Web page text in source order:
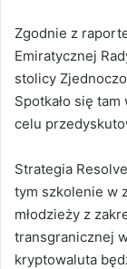
Zgodnie z
Emiratycznej
stolicy
Spotkało się
celu
Strategia
tym szkolenie w
młodzieży z
transgranicznej
kryptowaluta